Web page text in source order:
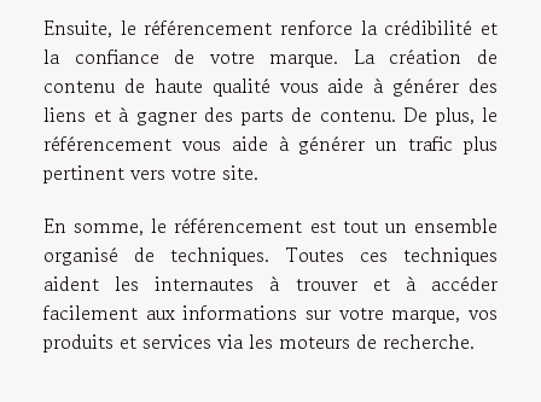
Ensuite, le référencement renforce la crédibilité et
la confiance de votre marque. La création de
contenu de haute qualité vous aide à générer des
liens et à gagner des parts de contenu. De plus, le
référencement vous aide à générer un trafic plus
pertinent vers votre site.
En somme, le référencement est tout un ensemble
organisé de techniques. Toutes ces techniques
aident les internautes à trouver et à accéder
facilement aux informations sur votre marque, vos
produits et services via les moteurs de recherche.